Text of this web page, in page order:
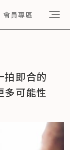
會員專區
拍即合的
多可能性